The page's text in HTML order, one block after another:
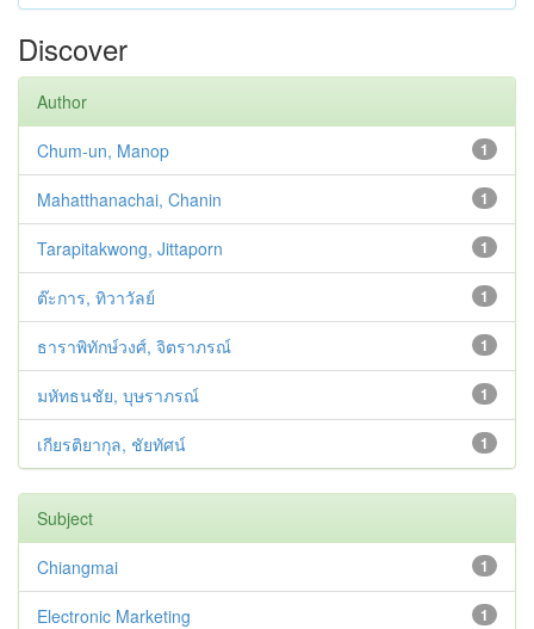
Discover
Author
1
Chum-un, Manop
1
Mahatthanachai, Chanin
1
Tarapitakwong, Jittaporn
1
ต๊ะการ, ทิวาวัลย์
1
ธาราพิทักษ์วงศ์, จิตราภรณ์
1
มหัทธนชัย, บุษราภรณ์
1
เกียรติยากุล, ชัยทัศน์
Subject
1
Chiangmai
1
Electronic Marketing